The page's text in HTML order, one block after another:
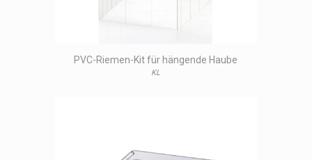
PVC-Riemen-Kit für hängende Haube
KL